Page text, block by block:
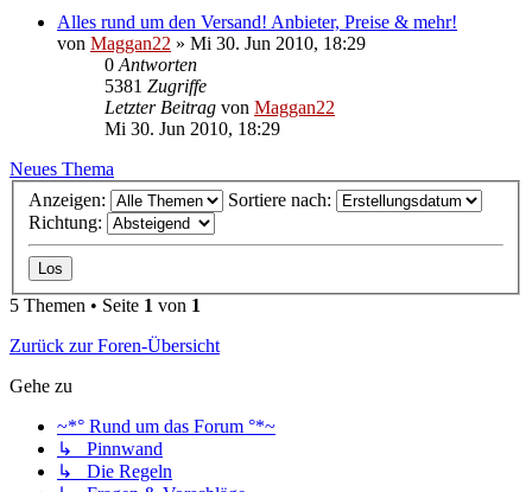
Alles rund um den Versand! Anbieter, Preise & mehr!
von Maggan22 » Mi 30. Jun 2010, 18:29
0 Antworten
5381 Zugriffe
Letzter Beitrag von Maggan22
Mi 30. Jun 2010, 18:29
Neues Thema
Anzeigen:
Sortiere nach:
Richtung:
5 Themen • Seite 1 von 1
Zurück zur Foren-Übersicht
Gehe zu
~*° Rund um das Forum °*~
↳ Pinnwand
↳ Die Regeln